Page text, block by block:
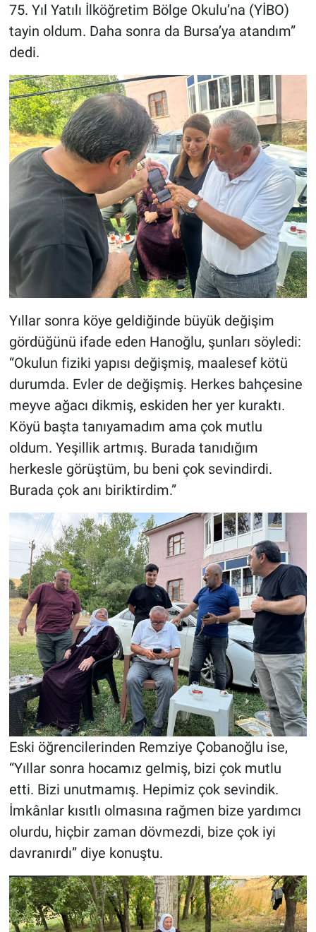
75. Yıl Yatılı İlköğretim Bölge Okulu’na (YİBO)
tayin oldum. Daha sonra da Bursa’ya atandım”
dedi.
Yıllar sonra köye geldiğinde büyük değişim
gördüğünü ifade eden Hanoğlu, şunları söyledi:
“Okulun fiziki yapısı değişmiş, maalesef kötü
durumda. Evler de değişmiş. Herkes bahçesine
meyve ağacı dikmiş, eskiden her yer kuraktı.
Köyü başta tanıyamadım ama çok mutlu
oldum. Yeşillik artmış. Burada tanıdığım
herkesle görüştüm, bu beni çok sevindirdi.
Burada çok anı biriktirdim.”
Eski öğrencilerinden Remziye Çobanoğlu ise,
“Yıllar sonra hocamız gelmiş, bizi çok mutlu
etti. Bizi unutmamış. Hepimiz çok sevindik.
İmkânlar kısıtlı olmasına rağmen bize yardımcı
olurdu, hiçbir zaman dövmezdi, bize çok iyi
davranırdı” diye konuştu.